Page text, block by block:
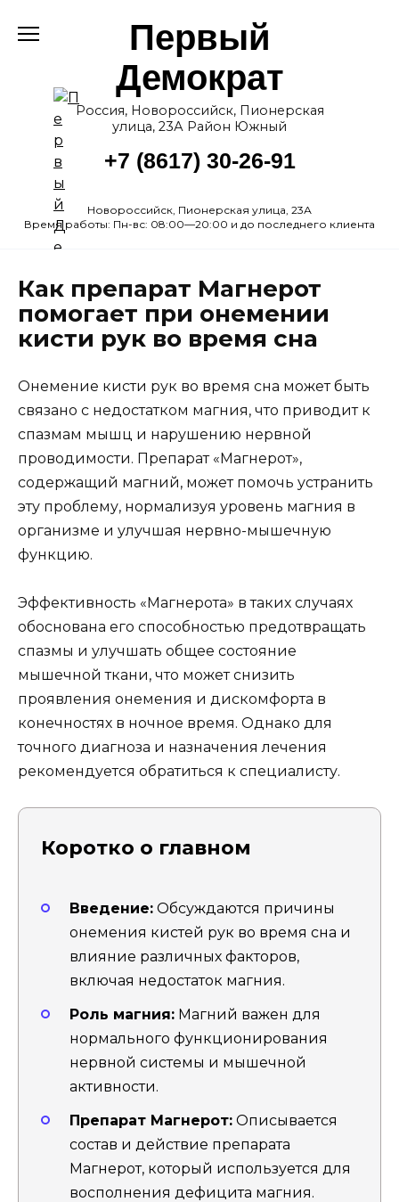
Первый
Демократ
Россия, Новороссийск, Пионерская
улица, 23А Район Южный
+7 (8617) 30-26-91
Новороссийск, Пионерская улица, 23А
Время работы: Пн-вс: 08:00—20:00 и до последнего клиента
Как препарат Магнерот
помогает при онемении
кисти рук во время сна
Онемение кисти рук во время сна может быть
связано с недостатком магния, что приводит к
спазмам мышц и нарушению нервной
проводимости. Препарат «Магнерот»,
содержащий магний, может помочь устранить
эту проблему, нормализуя уровень магния в
организме и улучшая нервно-мышечную
функцию.
Эффективность «Магнерота» в таких случаях
обоснована его способностью предотвращать
спазмы и улучшать общее состояние
мышечной ткани, что может снизить
проявления онемения и дискомфорта в
конечностях в ночное время. Однако для
точного диагноза и назначения лечения
рекомендуется обратиться к специалисту.
Коротко о главном
Введение: Обсуждаются причины
онемения кистей рук во время сна и
влияние различных факторов,
включая недостаток магния.
Роль магния: Магний важен для
нормального функционирования
нервной системы и мышечной
активности.
Препарат Магнерот: Описывается
состав и действие препарата
Магнерот, который используется для
восполнения дефицита магния.